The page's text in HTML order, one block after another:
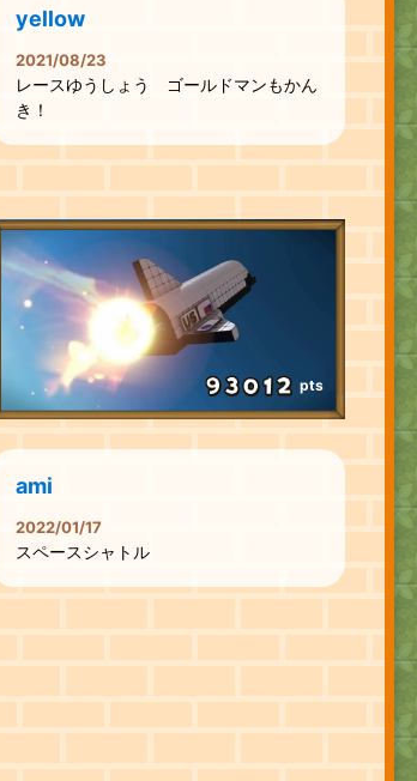
yellow
2021/08/23
レースゆうしょう ゴールドマンもかん
き！
pts
ami
2022/01/17
スペースシャトル